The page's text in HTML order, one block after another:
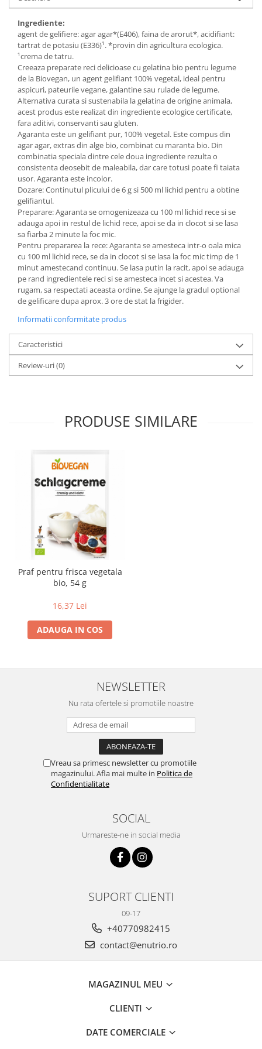
Budinca bio
Indulcitori bio
Inghetata bio si decoratiuni
Ingrediente bio pentru copt
Masline bio si antipasti
Antipasti bio
Masline bio
Pesto bio
Musli si terci
Fulgi din cereale bio
Musli bio
Terci bio
Orez bio si leguminoase
Legume bio
Legume bio in conserva
Orez bio
Paste si fidea
Paste bio din emmer
Paste bio din grau
Paste bio din spelta
Paste bio fara gluten
Paste bio integrale
Paste bio pentru copii
Paste fainoase bio
Crenvursti si pateu din carne bio
Produse din tomate
Ketchup bio
Sosuri bio din tomate
Sucuri si bauturi bio
Lapte bio si bauturi vegetale
Sirop bio
Sucuri din fructe si legume bio
Superalimente
Pudre proteice bio
Superalimente bio
Uleiuri, grasimi si otet
Otet bio
Ulei de masline bio
Uleiuri Oxyguard
Ingrediente:
agent de gelifiere: agar agar*(E406), faina de arorut*, acidifiant:
tartrat de potasiu (E336)¹. *provin din agricultura ecologica.
¹crema de tatru.
Creeaza preparate reci delicioase cu gelatina bio pentru legume
de la Biovegan, un agent gelifiant 100% vegetal, ideal pentru
aspicuri, pateurile vegane, galantine sau rulade de legume.
Alternativa curata si sustenabila la gelatina de origine animala,
acest produs este realizat din ingrediente ecologice certificate,
fara aditivi, conservanti sau gluten.
Agaranta este un gelifiant pur, 100% vegetal. Este compus din
agar agar, extras din alge bio, combinat cu maranta bio. Din
combinatia speciala dintre cele doua ingrediente rezulta o
consistenta deosebit de maleabila, dar care totusi poate fi taiata
usor. Agaranta este incolor.
Dozare: Continutul plicului de 6 g si 500 ml lichid pentru a obtine
gelifiantul.
Preparare: Agaranta se omogenizeaza cu 100 ml lichid rece si se
adauga apoi in restul de lichid rece, apoi se da in clocot si se lasa
sa fiarba 2 minute la foc mic.
Pentru prepararea la rece: Agaranta se amesteca intr-o oala mica
cu 100 ml lichid rece, se da in clocot si se lasa la foc mic timp de 1
minut amestecand continuu. Se lasa putin la racit, apoi se adauga
pe rand ingredientele reci si se amesteca incet si acestea. Va
rugam, sa respectati aceasta ordine. Se ajunge la gradul optional
de gelificare dupa aprox. 3 ore de stat la frigider.
Informatii conformitate produs
Caracteristici
Review-uri(0)
PRODUSE SIMILARE
Praf pentru frisca vegetala
bio, 54 g
16,37 Lei
ADAUGA IN COS
NEWSLETTER
Nu rata ofertele si promotiile noastre
Vreau sa primesc newsletter cu promotiile
magazinului. Afla mai multe in Politica de
Confidentialitate
SOCIAL
Urmareste-ne in social media
SUPORT CLIENTI
09-17
+40770982415
contact@enutrio.ro
MAGAZINUL MEU
CLIENTI
DATE COMERCIALE